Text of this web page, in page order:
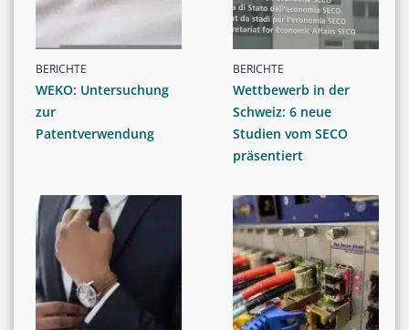
BERICHTE
WEKO: Untersuchung
zur
Patentverwendung
BERICHTE
Wettbewerb in der
Schweiz: 6 neue
Studien vom SECO
präsentiert